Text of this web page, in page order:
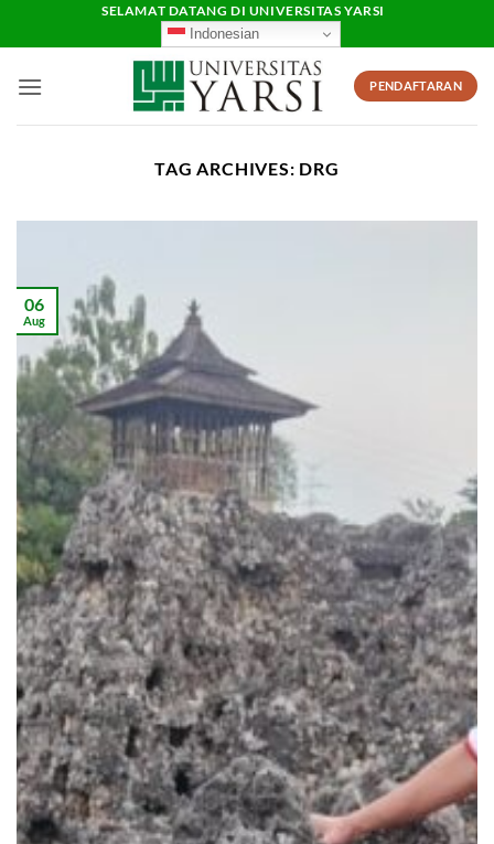
SELAMAT DATANG DI UNIVERSITAS YARSI
Indonesian
PENDAFTARAN
TAG ARCHIVES: DRG
06
Aug